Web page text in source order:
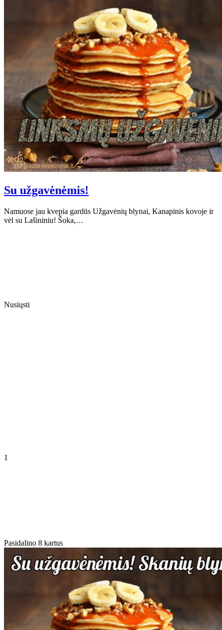
Su užgavėnėmis!
Namuose jau kvepia gardūs Užgavėnių blynai, Kanapinis kovoje ir
vėl su Lašininiu! Šoka,…
Nusiųsti
1
Pasidalino 8 kartus